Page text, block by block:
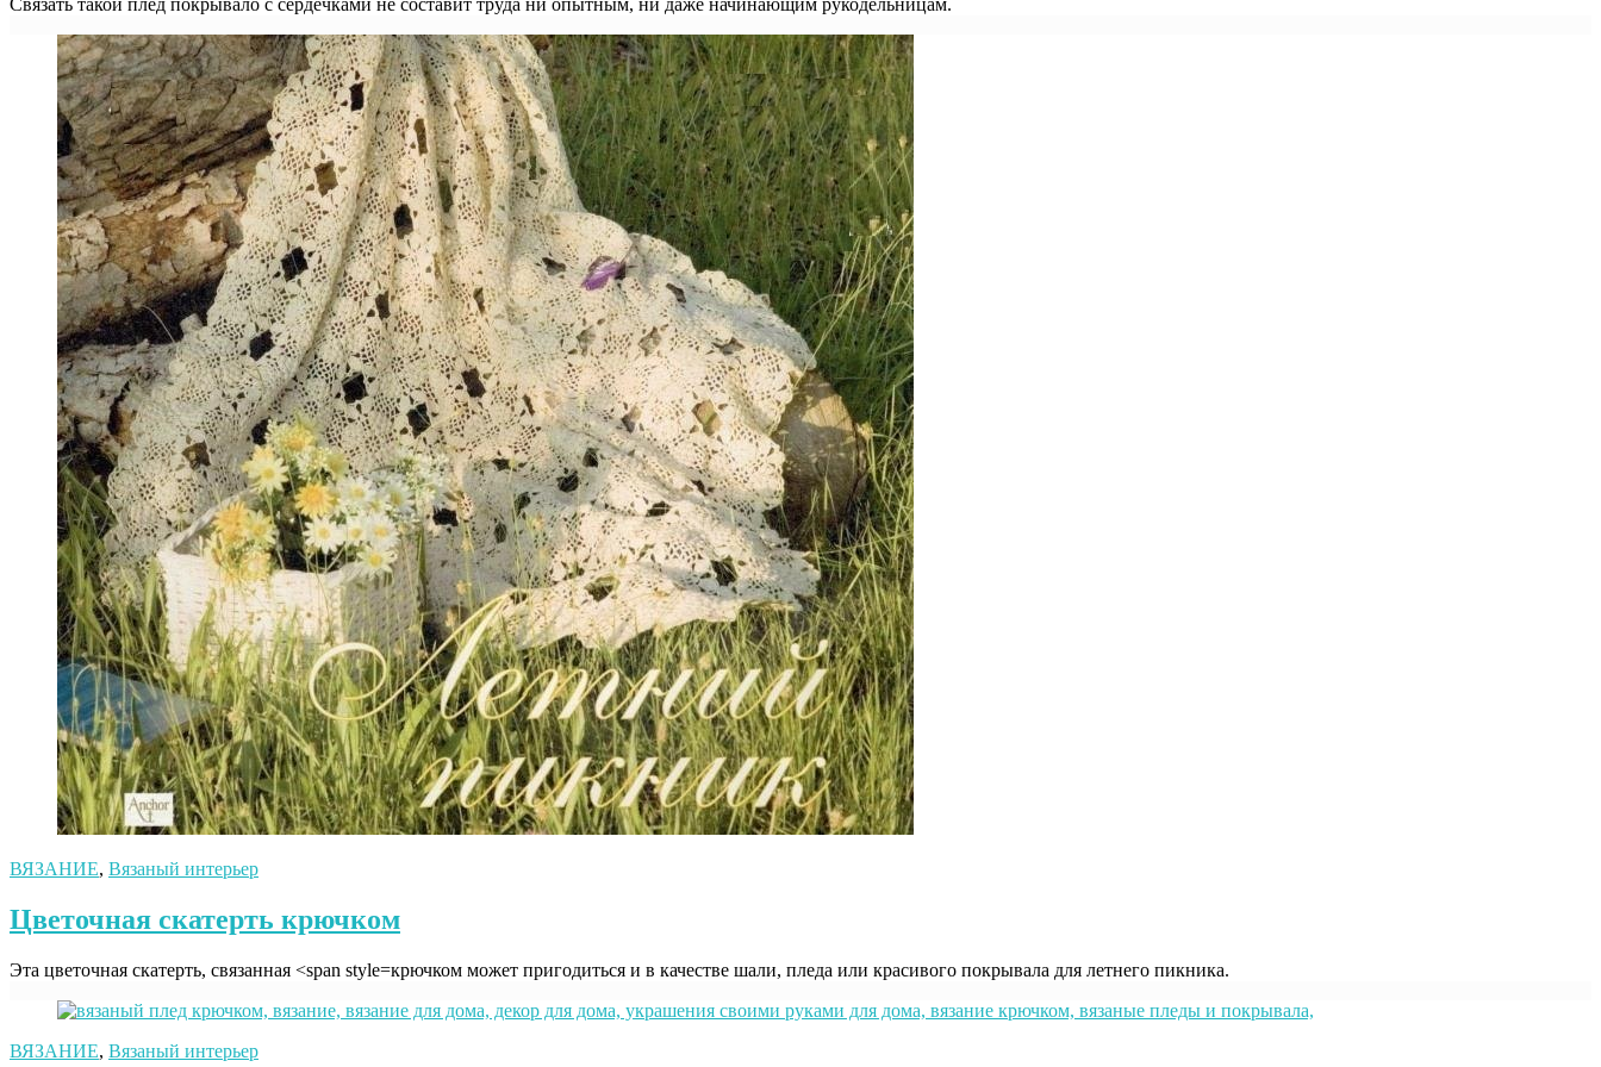
Связать такой плед покрывало с сердечками не составит труда ни опытным, ни даже начинающим рукодельницам.
ВЯЗАНИЕ, Вязаный интерьер
Цветочная скатерть крючком
Эта цветочная скатерть, связанная <span style=крючком может пригодиться и в качестве шали, пледа или красивого покрывала для летнего пикника.
ВЯЗАНИЕ, Вязаный интерьер